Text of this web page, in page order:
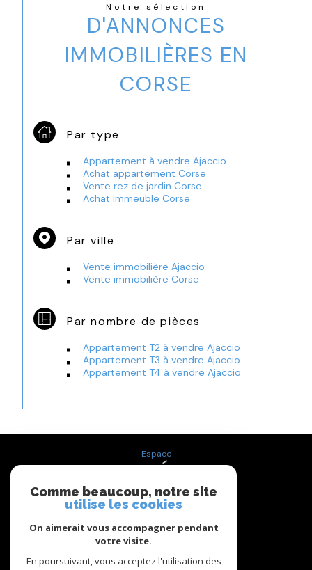
Notre sélection
D'ANNONCES
IMMOBILIÈRES EN
CORSE
Par type
Appartement à vendre Ajaccio
Achat appartement Corse
Vente rez de jardin Corse
Achat immeuble Corse
Par ville
Vente immobilière Ajaccio
Vente immobilière Corse
Par nombre de pièces
Appartement T2 à vendre Ajaccio
Appartement T3 à vendre Ajaccio
Appartement T4 à vendre Ajaccio
Espace
PROPRIÉTAIRE
Se connecter
ADHÉRONS
Comme beaucoup, notre site
utilise les cookies
On aimerait vous accompagner pendant
votre visite.
En poursuivant, vous acceptez l'utilisation des